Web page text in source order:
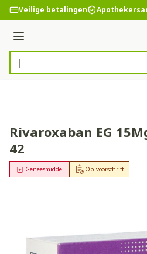
Ga naar de inhoud
Veilige betalingen
Menu
Product, merk, categorie...
Rivaroxaban EG
42
Op voorschrift
Geneesmiddel